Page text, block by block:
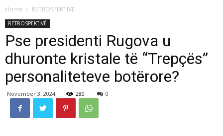
Home RETROSPEKTIVË
RETROSPEKTIVË
Pse presidenti Rugova u
dhuronte kristale të “Trepçës”
personaliteteve botërore?
November 3, 2024 280 0